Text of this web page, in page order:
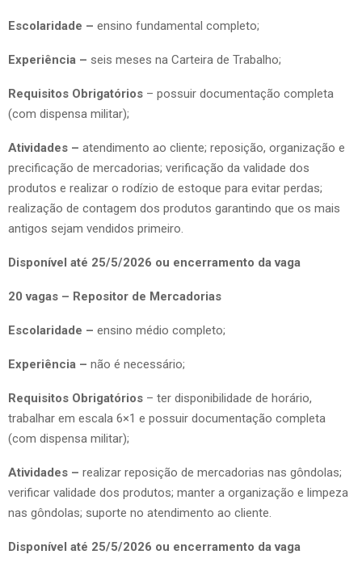
Escolaridade – ensino fundamental completo;
Experiência – seis meses na Carteira de Trabalho;
Requisitos Obrigatórios – possuir documentação completa
(com dispensa militar);
Atividades – atendimento ao cliente; reposição, organização e
precificação de mercadorias; verificação da validade dos
produtos e realizar o rodízio de estoque para evitar perdas;
realização de contagem dos produtos garantindo que os mais
antigos sejam vendidos primeiro.
Disponível até 25/5/2026 ou encerramento da vaga
20 vagas – Repositor de Mercadorias
Escolaridade – ensino médio completo;
Experiência – não é necessário;
Requisitos Obrigatórios – ter disponibilidade de horário,
trabalhar em escala 6×1 e possuir documentação completa
(com dispensa militar);
Atividades – realizar reposição de mercadorias nas gôndolas;
verificar validade dos produtos; manter a organização e limpeza
nas gôndolas; suporte no atendimento ao cliente.
Disponível até 25/5/2026 ou encerramento da vaga